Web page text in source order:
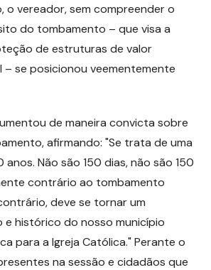
o vereador, sem compreender o
do tombamento – que visa a
de estruturas de valor
se posicionou veementemente
de maneira convicta sobre
afirmando: "Se trata de uma
anos. Não são 150 dias, não são 150
contrário ao tombamento
deve se tornar um
e histórico do nosso município
para a Igreja Católica." Perante o
na sessão e cidadãos que